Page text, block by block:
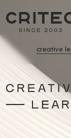
creative